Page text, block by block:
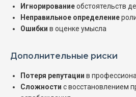
Игнорированиеобстоятельств
Неправильное определение
Ошибки в оценке умысла
Дополнительные риски
Потеря репутации в
Сложности с восстановлением